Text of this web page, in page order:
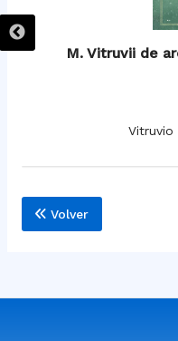
M. Vitruvii de
Vitruvio
Volver